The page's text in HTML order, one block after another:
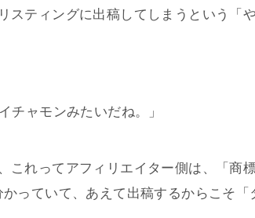
スティングに出稿してしまうという「
チャモンみたいだね。」
これってアフィリエイター側は、「商
っていて、あえて出稿するからこそ「